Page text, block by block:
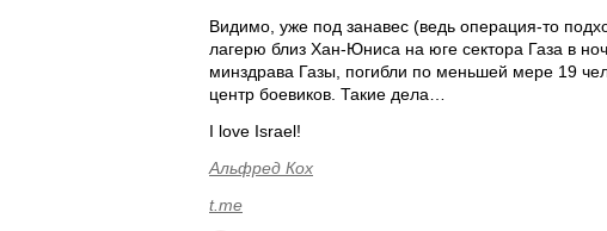
Видимо, уже под занавес (ведь операция-то
лагерю близ Хан-Юниса на юге сектора Газа в
минздрава Газы, погибли по меньшей мере 19
центр боевиков. Такие дела…
I love Israel!
Альфред Кох
t.me